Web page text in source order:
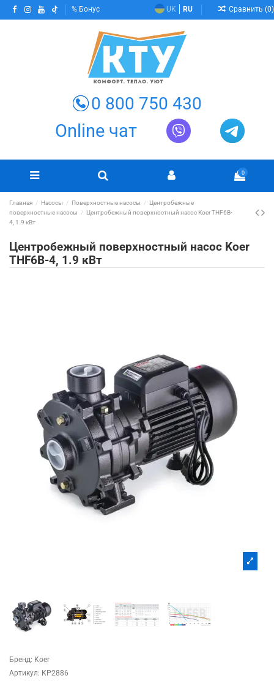
Бонус UK RU Сравнить (0)
0 800 750 430
Online чат
0
Главная Насосы Поверхностные насосы
Центробежные
поверхностные насосы
Центробежный поверхностный насос Koer THF6B-
4, 1.9 кВт
Центробежный поверхностный насос Koer
THF6B-4, 1.9 кВт
Бренд: Koer
Артикул: KP2886